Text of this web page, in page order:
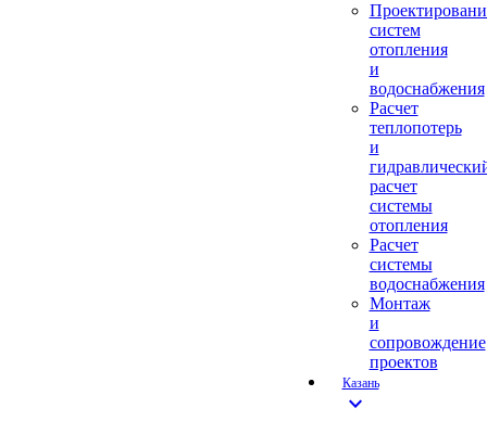
систем
отопления
и
водоснабжения
Расчет
теплопотерь
и
расчет
системы
отопления
Расчет
системы
водоснабжения
Монтаж
и
сопровождение
проектов
Казань
expand_more